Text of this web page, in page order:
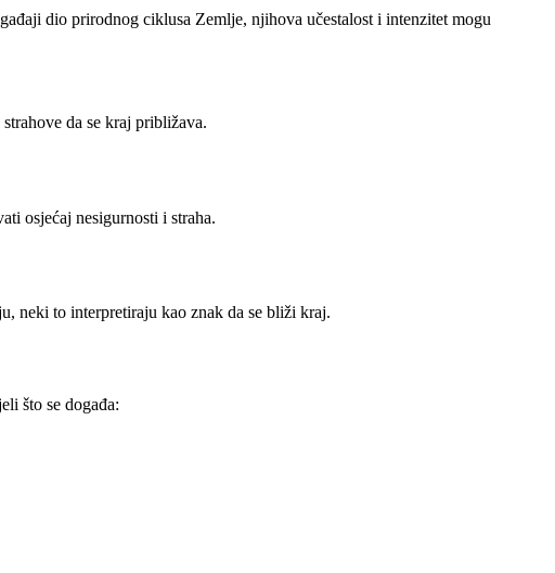
dio prirodnog ciklusa Zemlje, njihova učestalost i intenzitet mogu
da se kraj približava.
osjećaj nesigurnosti i straha.
neki to interpretiraju kao znak da se bliži kraj.
što se događa: